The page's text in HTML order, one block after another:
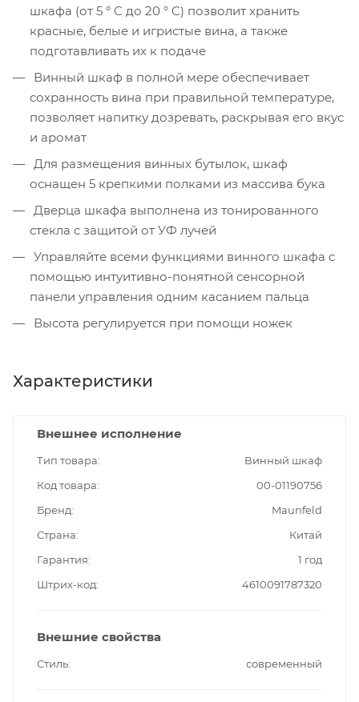
шкафа (от 5 ° C до 20 ° C) позволит хранить
красные, белые и игристые вина, а также
подготавливать их к подаче
Винный шкаф в полной мере обеспечивает
сохранность вина при правильной температуре,
позволяет напитку дозревать, раскрывая его вкус
и аромат
Для размещения винных бутылок, шкаф
оснащен 5 крепкими полками из массива бука
Дверца шкафа выполнена из тонированного
стекла с защитой от УФ лучей
Управляйте всеми функциями винного шкафа с
помощью интуитивно-понятной сенсорной
панели управления одним касанием пальца
Высота регулируется при помощи ножек
Характеристики
Внешнее исполнение
Тип товара
Винный шкаф
Код товара
00-01190756
Бренд
Maunfeld
Страна
Китай
Гарантия
1 год
Штрих-код
4610091787320
Внешние свойства
Стиль современный